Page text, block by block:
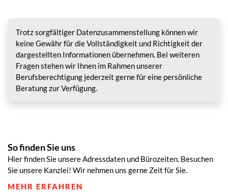
Trotz sorgfältiger Datenzusammenstellung können wir
keine Gewähr für die Vollständigkeit und Richtigkeit der
dargestellten Informationen übernehmen. Bei weiteren
Fragen stehen wir Ihnen im Rahmen unserer
Berufsberechtigung jederzeit gerne für eine persönliche
Beratung zur Verfügung.
So finden Sie uns
Hier finden Sie unsere Adressdaten und Bürozeiten. Besuchen
Sie unsere Kanzlei! Wir nehmen uns gerne Zeit für Sie.
MEHR ERFAHREN